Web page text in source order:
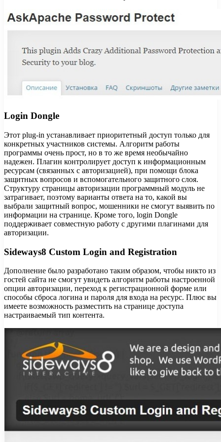
Login Dongle
Этот plug-in устанавливает приоритетный доступ только для
конкретных участников системы. Алгоритм работы
программы очень прост, но в то же время необычайно
надежен. Плагин контролирует доступ к информационным
ресурсам (связанных с авторизацией), при помощи блока
защитных вопросов и вспомогательного защитного слоя.
Структуру страницы авторизации программный модуль не
затрагивает, поэтому варианты ответа на то, какой вы
выбрали защитный вопрос, мошенники не смогут выявить по
информации на странице. Кроме того, login Dongle
поддерживает совместную работу с другими плагинами для
авторизации.
Sideways8 Custom Login and Registration
Дополнение было разработано таким образом, чтобы никто из
гостей сайта не смогут увидеть алгоритм работы настроенной
опции авторизации, переход к регистрационной форме или
способы сброса логина и пароля для входа на ресурс. Плюс вы
имеете возможность разместить на странице доступа
настраиваемый тип контента.